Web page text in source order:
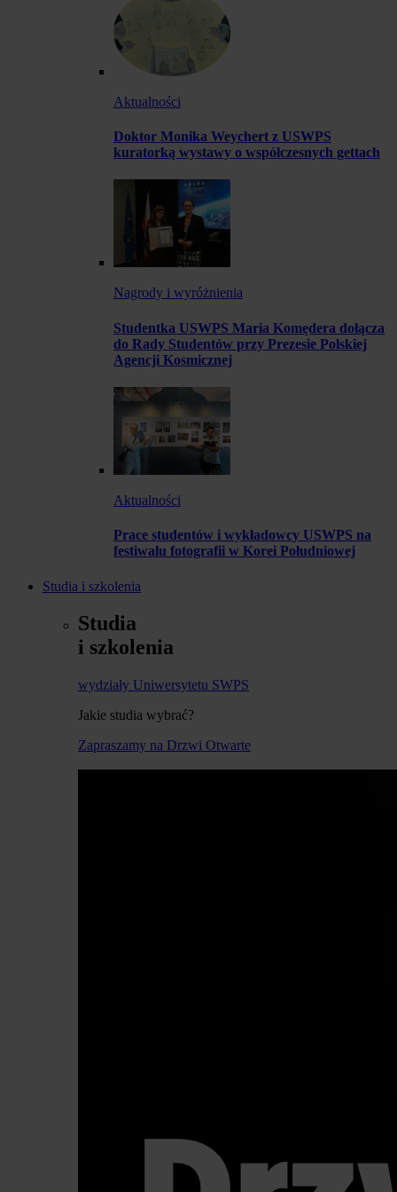
Aktualności
Doktor Monika Weychert z USWPS
kuratorką wystawy o współczesnych gettach
Nagrody i wyróżnienia
Studentka USWPS Maria Komędera dołącza
do Rady Studentów przy Prezesie Polskiej
Agencji Kosmicznej
Aktualności
Prace studentów i wykładowcy USWPS na
festiwalu fotografii w Korei Południowej
Studia i szkolenia
Studia
i szkolenia
wydziały Uniwersytetu SWPS
Jakie studia wybrać?
Zapraszamy na Drzwi Otwarte